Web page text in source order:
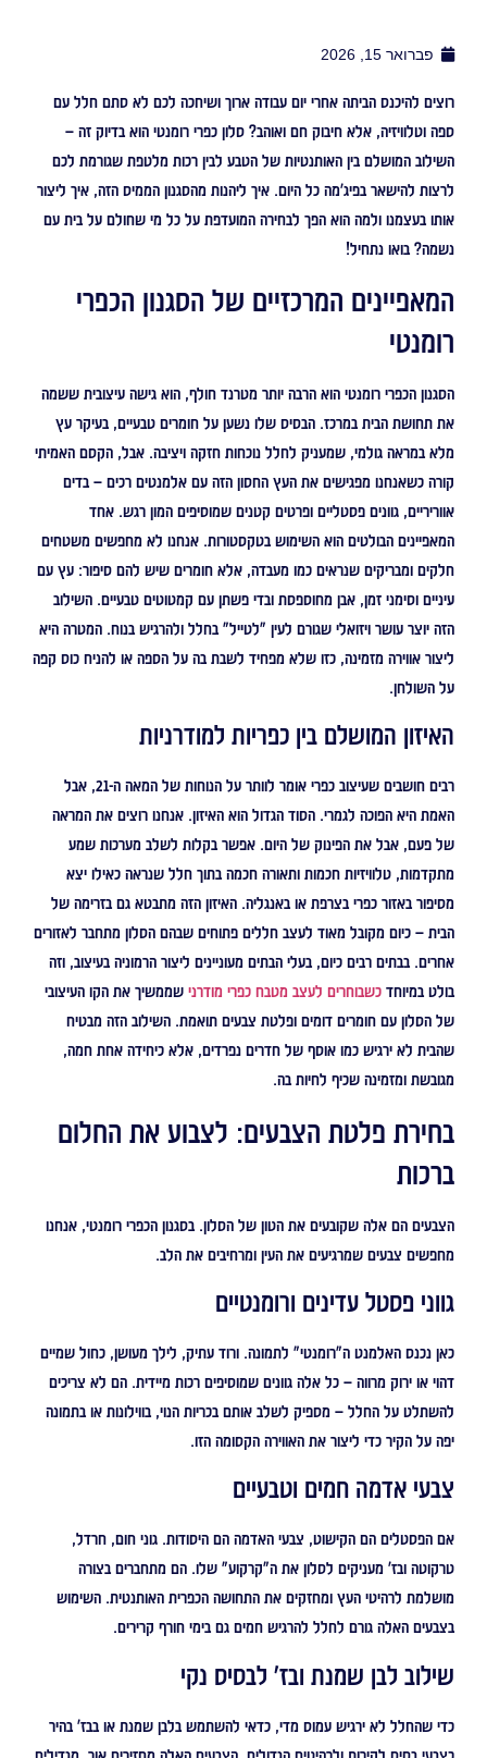
פברואר 15, 2026
רוצים להיכנס הביתה אחרי יום עבודה ארוך ושיחכה לכם לא סתם חלל עם
ספה וטלוויזיה, אלא חיבוק חם ואוהב? סלון כפרי רומנטי הוא בדיוק זה –
השילוב המושלם בין האותנטיות של הטבע לבין רכות מלטפת שגורמת לכם
לרצות להישאר בפיג'מה כל היום. איך ליהנות מהסגנון הממיס הזה, איך ליצור
אותו בעצמנו ולמה הוא הפך לבחירה המועדפת על כל מי שחולם על בית עם
נשמה? בואו נתחיל!
המאפיינים המרכזיים של הסגנון הכפרי
רומנטי
הסגנון הכפרי רומנטי הוא הרבה יותר מטרנד חולף, הוא גישה עיצובית ששמה
את תחושת הבית במרכז. הבסיס שלו נשען על חומרים טבעיים, בעיקר עץ
מלא במראה גולמי, שמעניק לחלל נוכחות חזקה ויציבה. אבל, הקסם האמיתי
קורה כשאנחנו מפגישים את העץ החסון הזה עם אלמנטים רכים – בדים
אווריריים, גוונים פסטליים ופרטים קטנים שמוסיפים המון רגש. אחד
המאפיינים הבולטים הוא השימוש בטקסטורות. אנחנו לא מחפשים משטחים
חלקים ומבריקים שנראים כמו מעבדה, אלא חומרים שיש להם סיפור: עץ עם
עיניים וסימני זמן, אבן מחוספסת ובדי פשתן עם קמטוטים טבעיים. השילוב
הזה יוצר עושר ויזואלי שגורם לעין "לטייל" בחלל ולהרגיש בנוח. המטרה היא
ליצור אווירה מזמינה, כזו שלא מפחיד לשבת בה על הספה או להניח כוס קפה
על השולחן.
האיזון המושלם בין כפריות למודרניות
רבים חושבים שעיצוב כפרי אומר לוותר על הנוחות של המאה ה-21, אבל
האמת היא הפוכה לגמרי. הסוד הגדול הוא האיזון. אנחנו רוצים את המראה
של פעם, אבל את הפינוק של היום. אפשר בקלות לשלב מערכות שמע
מתקדמות, טלוויזיות חכמות ותאורה חכמה בתוך חלל שנראה כאילו יצא
מסיפור באזור כפרי בצרפת או באנגליה. האיזון הזה מתבטא גם בזרימה של
הבית – כיום מקובל מאוד לעצב חללים פתוחים שבהם הסלון מתחבר לאזורים
אחרים. בבתים רבים כיום, בעלי הבתים מעוניינים ליצור הרמוניה בעיצוב, וזה
בולט במיוחד כשבוחרים לעצב מטבח כפרי מודרני שממשיך את הקו העיצובי
של הסלון עם חומרים דומים ופלטת צבעים תואמת. השילוב הזה מבטיח
שהבית לא ירגיש כמו אוסף של חדרים נפרדים, אלא כיחידה אחת חמה,
מגובשת ומזמינה שכיף לחיות בה.
בחירת פלטת הצבעים: לצבוע את החלום
ברכות
הצבעים הם אלה שקובעים את הטון של הסלון. בסגנון הכפרי רומנטי, אנחנו
מחפשים צבעים שמרגיעים את העין ומרחיבים את הלב.
גווני פסטל עדינים ורומנטיים
כאן נכנס האלמנט ה"רומנטי" לתמונה. ורוד עתיק, לילך מעושן, כחול שמיים
דהוי או ירוק מרווה – כל אלה גוונים שמוסיפים רכות מיידית. הם לא צריכים
להשתלט על החלל – מספיק לשלב אותם בכריות הנוי, בווילונות או בתמונה
יפה על הקיר כדי ליצור את האווירה הקסומה הזו.
צבעי אדמה חמים וטבעיים
אם הפסטלים הם הקישוט, צבעי האדמה הם היסודות. גוני חום, חרדל,
טרקוטה ובז' מעניקים לסלון את ה"קרקוע" שלו. הם מתחברים בצורה
מושלמת לרהיטי העץ ומחזקים את התחושה הכפרית האותנטית. השימוש
בצבעים האלה גורם לחלל להרגיש חמים גם בימי חורף קרירים.
שילוב לבן שמנת ובז' לבסיס נקי
כדי שהחלל לא ירגיש עמוס מדי, כדאי להשתמש בלבן שמנת או בבז' בהיר